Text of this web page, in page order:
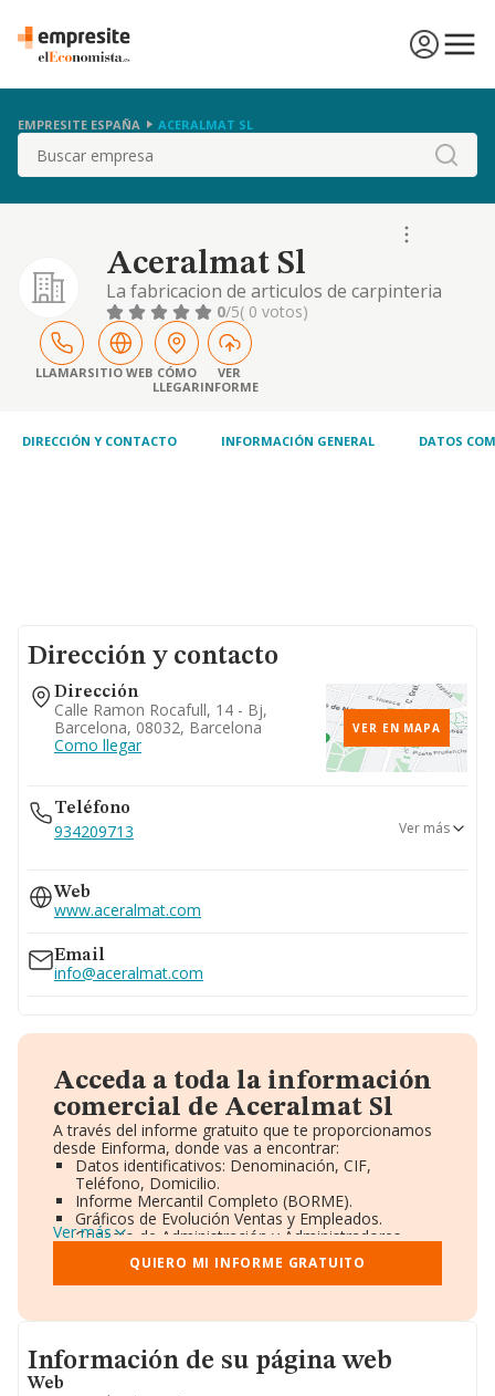
EMPRESITE ESPAÑA ACERALMAT SL
Buscar
Aceralmat Sl
La fabricacion de articulos de carpinteria
metalica, tales como puertas, ventanas,
marcos para puertas y ventanas,
bastidores,, marquesinas, rejas, verjas,
balaustradas, muros, tabiques, paneles,
cornisas, etc.
0/5( 0 votos)
LLAMARSITIO WEB CÓMO
LLEGAR
VER
INFORME
DIRECCIÓN Y CONTACTO INFORMACIÓN GENERAL DATOS
Dirección y contacto
Dirección
Calle Ramon Rocafull, 14 - Bj,
Barcelona, 08032, Barcelona
Como llegar
VER EN MAPA
Teléfono
934209713
933580152
Ver más
Web
www.aceralmat.com
Email
info@aceralmat.com
Acceda a toda la información
comercial de Aceralmat Sl
A través del informe gratuito que te proporcionamos
desde Einforma, donde vas a encontrar:
Datos identificativos: Denominación, CIF,
Teléfono, Domicilio.
Informe Mercantil Completo (BORME).
Gráficos de Evolución Ventas y Empleados.
Consejo de Administración y Administradores.
Directivos y Ejecutivos.
Accionistas.
Participaciones y Vinculaciones en otras empresas.
Información oficial y registral complementaria.
Ver más
QUIERO MI INFORME GRATUITO
Informacion de su página web
Información de su página web
Web